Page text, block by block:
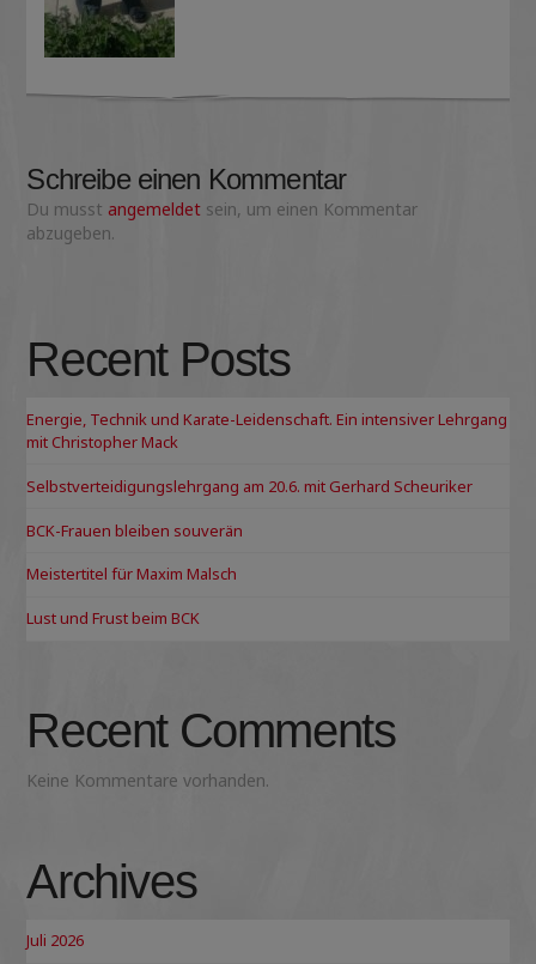
Schreibe einen Kommentar
Du musst angemeldet sein, um einen Kommentar
abzugeben.
Recent Posts
Energie, Technik und Karate-Leidenschaft. Ein intensiver Lehrgang
mit Christopher Mack
Selbstverteidigungslehrgang am 20.6. mit Gerhard Scheuriker
BCK-Frauen bleiben souverän
Meistertitel für Maxim Malsch
Lust und Frust beim BCK
Recent Comments
Keine Kommentare vorhanden.
Archives
Juli 2026